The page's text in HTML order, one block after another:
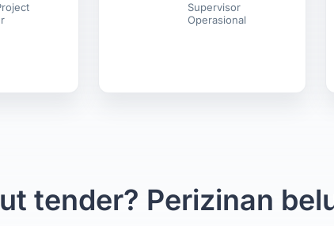
Supervisor
Operasional
tender? Perizinan